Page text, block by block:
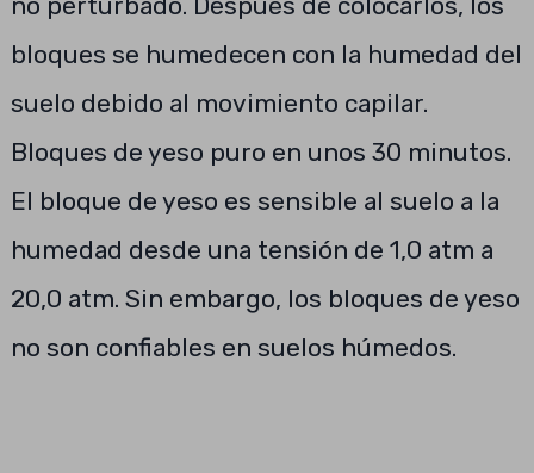
bloques se humedecen con la humedad del
suelo debido al movimiento capilar.
Bloques de yeso puro en unos 30 minutos.
El bloque de yeso es sensible al suelo a la
humedad desde una tensión de 1,0 atm a
20,0 atm. Sin embargo, los bloques de yeso
no son confiables en suelos húmedos.